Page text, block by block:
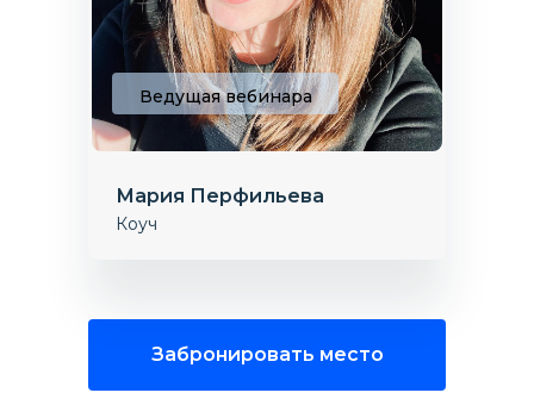
Забронировать место
Ведущая вебинара
Коуч
Мария Перфильева